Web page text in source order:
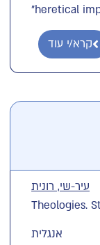
"heretical
קרא/י עוד
עיר-שי, רונית
Theologies.
אנגלית